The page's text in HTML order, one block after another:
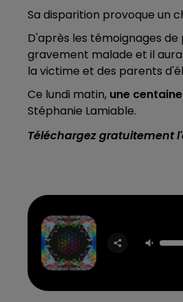
Sa disparition provoque un
D'après les témoignages de
gravement malade et il aura
la victime et des parents
Ce lundi matin, une
Stéphanie Lamiable.
Téléchargez gratuitement